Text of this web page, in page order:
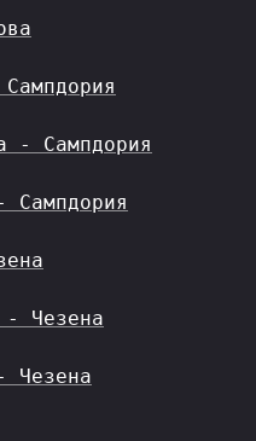
- Сампдория
Сампдория
- Чезена
Чезена